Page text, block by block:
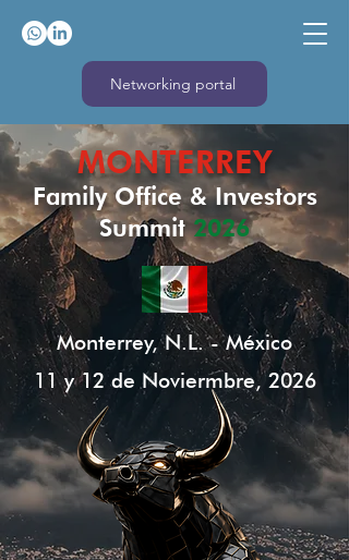
Networking portal
MONTERREY
Family Office & Investors
Summit 2026
Monterrey, N.L. - México
11 y 12 de Noviermbre, 2026